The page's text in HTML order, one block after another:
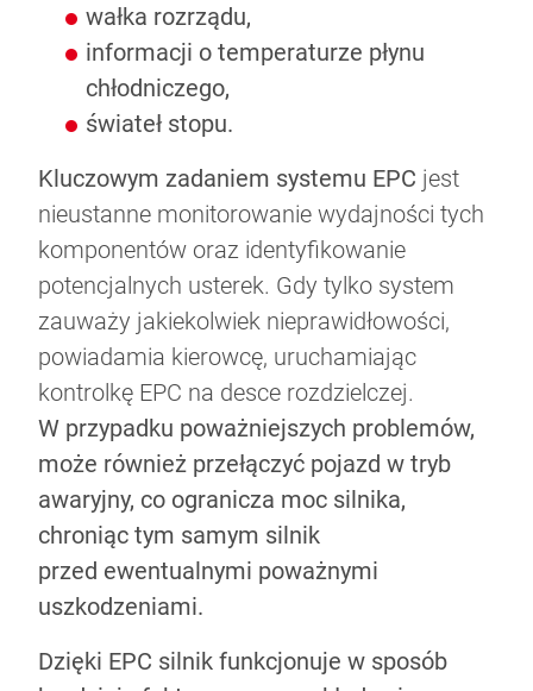
wałka rozrządu,
informacji o temperaturze płynu
chłodniczego,
świateł stopu.
Kluczowym zadaniem systemu EPC jest
nieustanne monitorowanie wydajności tych
komponentów oraz identyfikowanie
potencjalnych usterek. Gdy tylko system
zauważy jakiekolwiek nieprawidłowości,
powiadamia kierowcę, uruchamiając
kontrolkę EPC na desce rozdzielczej.
W przypadku poważniejszych problemów,
może również przełączyć pojazd w tryb
awaryjny, co ogranicza moc silnika,
chroniąc tym samym silnik
przed ewentualnymi poważnymi
uszkodzeniami.
Dzięki EPC silnik funkcjonuje w sposób